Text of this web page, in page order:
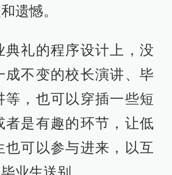
遗憾。
典礼的程序设计上，没
成不变的校长演讲、毕
等，也可以穿插一些短
者是有趣的环节，让低
也可以参与进来，以互
业生送别。